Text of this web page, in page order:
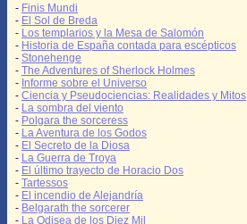
- Finis Mundi
- El Sol de Breda
- Los templarios y la Mesa de Salomón
- Historia de España contada para escépticos
- Stonehenge
- The Adventures of Sherlock Holmes
- Informe sobre el Universo
- Ciencia y Pseudociencias: Realidades y Mitos
- La sombra del viento
- Polgara the sorceress
- La Aventura de los Godos
- El Secreto de la Diosa
- La Guerra de Troya
- El último trayecto de Horacio Dos
- Tartessos
- El incendio de Alejandría
- Belgarath the sorcerer
- La Odisea de los Diez Mil